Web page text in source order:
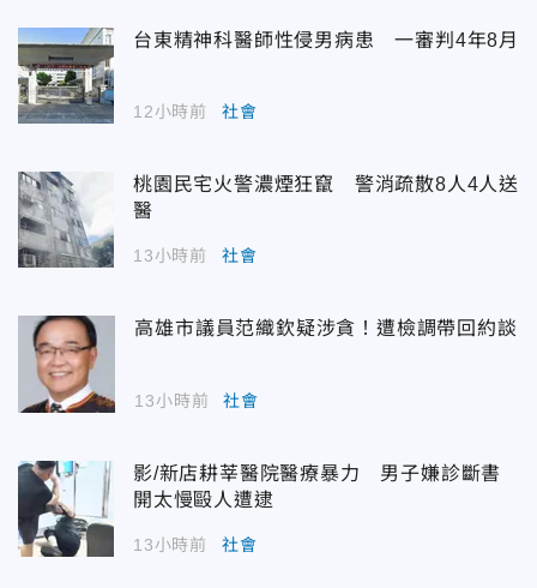
台東精神科醫師性侵男病患 一審判4年8月
12小時前 社會
桃園民宅火警濃煙狂竄 警消疏散8人4人送
醫
13小時前 社會
高雄市議員范織欽疑涉貪！遭檢調帶回約談
13小時前 社會
影/新店耕莘醫院醫療暴力 男子嫌診斷書
開太慢毆人遭逮
13小時前 社會